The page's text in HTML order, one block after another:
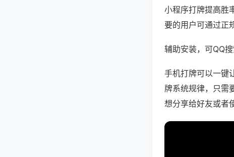
小程序打牌提高胜
要的用户可通过正
辅助安装，可QQ
手机打牌可以一键
牌系统规律，只需
想分享给好友或者